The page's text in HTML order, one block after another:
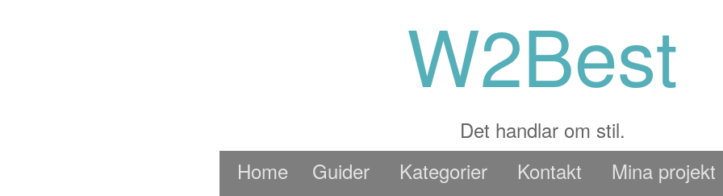
W2Best
Det handlar om stil.
Home
Guider Kategorier Kontakt
Mina projekt